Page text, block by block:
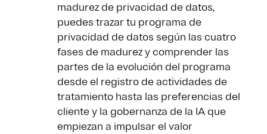
madurez de privacidad de datos,
puedes trazar tu programa de
privacidad de datos según las cuatro
fases de madurez y comprender las
partes de la evolución del programa
desde el registro de actividades de
tratamiento hasta las preferencias del
cliente y la gobernanza de la IA que
empiezan a impulsar el valor